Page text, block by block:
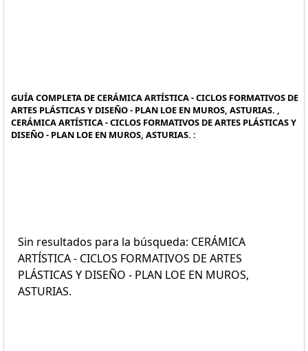
GUÍA COMPLETA DE CERÁMICA ARTÍSTICA - CICLOS FORMATIVOS DE
ARTES PLÁSTICAS Y DISEÑO - PLAN LOE EN MUROS, ASTURIAS. ,
CERÁMICA ARTÍSTICA - CICLOS FORMATIVOS DE ARTES PLÁSTICAS Y
DISEÑO - PLAN LOE EN MUROS, ASTURIAS. :
Sin resultados para la búsqueda: CERÁMICA
ARTÍSTICA - CICLOS FORMATIVOS DE ARTES
PLÁSTICAS Y DISEÑO - PLAN LOE EN MUROS,
ASTURIAS.